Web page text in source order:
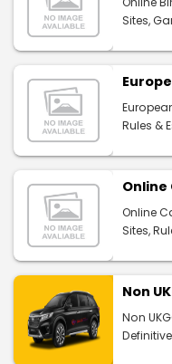
Sites,
Rules &
Online
Online
Sites,
Non
Non